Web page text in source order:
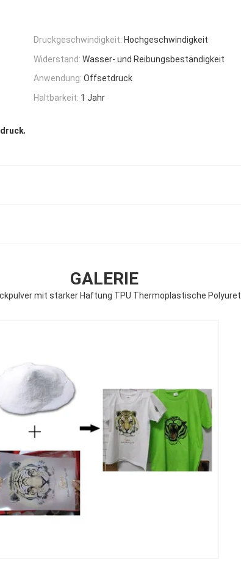
Druckgeschwindigkeit: Hochgeschwindigkeit
Widerstand: Wasser- und Reibungsbeständigkeit
Anwendung: Offsetdruck
Haltbarkeit: 1 Jahr
,
GALERIE
mit starker Haftung TPU Thermoplastische